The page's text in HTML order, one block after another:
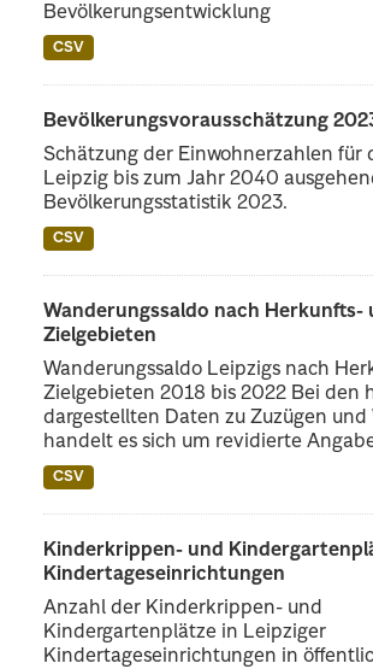
Bevölkerungsentwicklung
CSV
Bevölkerungsvorausschätzung
Schätzung der Einwohnerzahlen für
Leipzig bis zum Jahr 2040
Bevölkerungsstatistik 2023.
CSV
Wanderungssaldo nach Herkunfts-
Zielgebieten
Wanderungssaldo Leipzigs nach
Zielgebieten 2018 bis 2022 Bei den
dargestellten Daten zu Zuzügen und
handelt es sich um revidierte
CSV
Kinderkrippen- und
Kindertageseinrichtungen
Anzahl der Kinderkrippen- und
Kindergartenplätze in Leipziger
Kindertageseinrichtungen in